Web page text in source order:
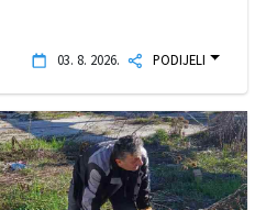
03. 8. 2026. PODIJELI